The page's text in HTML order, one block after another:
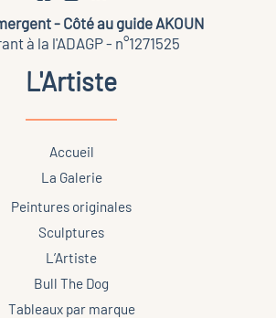
du
produit
- Côté au guide AKOUN
à la l'ADAGP - n°1271525
L'Artiste
Accueil
La Galerie
Peintures originales
Sculptures
L’Artiste
Bull The Dog
Tableaux par marque